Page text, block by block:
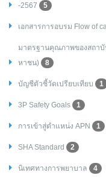
-2567
5
เอกสารการอบรม Flow of
มาตรฐานคุณภาพของสถา
หาชน)
8
บัญชีตัวชี้วัดเปรียบเทียบ 1
3P Safety Goals 1
การเข้าสู่ตำแหน่ง APN 1
SHA Standard 2
นิเทศทางการพยาบาล 4